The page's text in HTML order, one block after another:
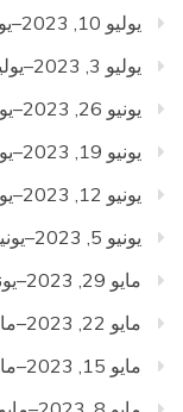
يوليو 10, 2023–يوليو 16, 2023
يوليو 3, 2023–يوليو 9, 2023
يونيو 26, 2023–يوليو 2, 2023
يونيو 19, 2023–يونيو 25, 2023
يونيو 12, 2023–يونيو 18, 2023
يونيو 5, 2023–يونيو 11, 2023
مايو 29, 2023–يونيو 4, 2023
مايو 22, 2023–مايو 28, 2023
مايو 15, 2023–مايو 21, 2023